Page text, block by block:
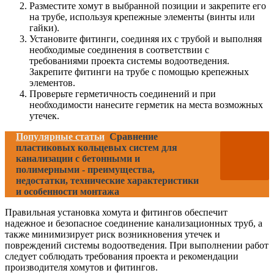
Разместите хомут в выбранной позиции и закрепите его
на трубе, используя крепежные элементы (винты или
гайки).
Установите фитинги, соединяя их с трубой и выполняя
необходимые соединения в соответствии с
требованиями проекта системы водоотведения.
Закрепите фитинги на трубе с помощью крепежных
элементов.
Проверьте герметичность соединений и при
необходимости нанесите герметик на места возможных
утечек.
Популярные статьи Сравнение
пластиковых кольцевых систем для
канализации с бетонными и
полимерными - преимущества,
недостатки, технические характеристики
и особенности монтажа
Правильная установка хомута и фитингов обеспечит
надежное и безопасное соединение канализационных труб, а
также минимизирует риск возникновения утечек и
повреждений системы водоотведения. При выполнении работ
следует соблюдать требования проекта и рекомендации
производителя хомутов и фитингов.